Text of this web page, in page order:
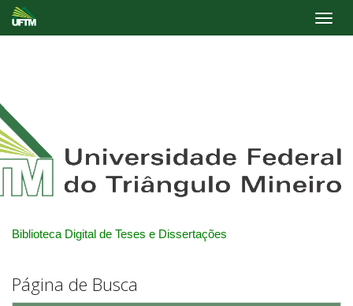
Biblioteca Digital de Teses e Dissertações
Página de Busca